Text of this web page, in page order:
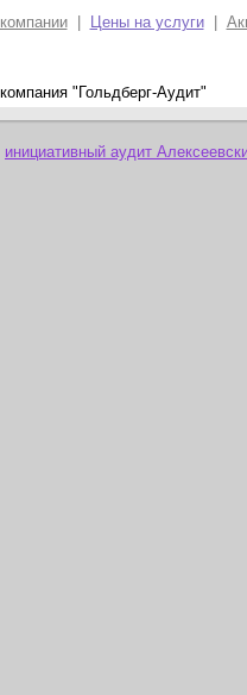
Цены на услуги
"Гольдберг-Аудит"
инициативный аудит